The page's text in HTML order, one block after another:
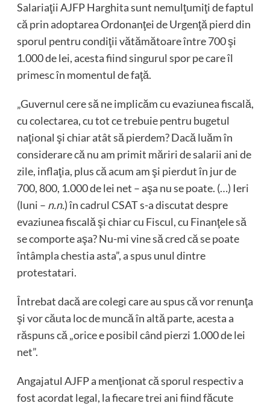
Salariaţii AJFP Harghita sunt nemulţumiţi de faptul
că prin adoptarea Ordonanţei de Urgenţă pierd din
sporul pentru condiţii vătămătoare între 700 şi
1.000 de lei, acesta fiind singurul spor pe care îl
primesc în momentul de faţă.
„Guvernul cere să ne implicăm cu evaziunea fiscală,
cu colectarea, cu tot ce trebuie pentru bugetul
naţional şi chiar atât să pierdem? Dacă luăm în
considerare că nu am primit măriri de salarii ani de
zile, inflaţia, plus că acum am şi pierdut în jur de
700, 800, 1.000 de lei net – aşa nu se poate. (…) Ieri
(luni – n.n.) în cadrul CSAT s-a discutat despre
evaziunea fiscală şi chiar cu Fiscul, cu Finanţele să
se comporte aşa? Nu-mi vine să cred că se poate
întâmpla chestia asta”, a spus unul dintre
protestatari.
Întrebat dacă are colegi care au spus că vor renunţa
şi vor căuta loc de muncă în altă parte, acesta a
răspuns că „orice e posibil când pierzi 1.000 de lei
net”.
Angajatul AJFP a menţionat că sporul respectiv a
fost acordat legal, la fiecare trei ani fiind făcute